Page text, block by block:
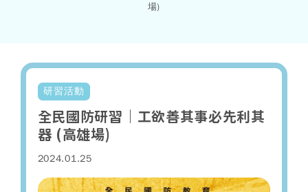
場)
研習活動
全民國防研習｜工欲善其事必先利其
器 (高雄場)
2024.01.25